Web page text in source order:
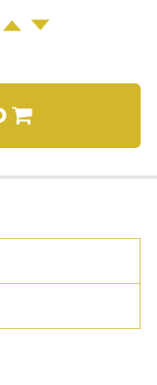
+ -